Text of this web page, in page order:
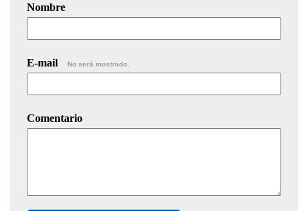
Nombre
E-mail No será mostrado.
Comentario